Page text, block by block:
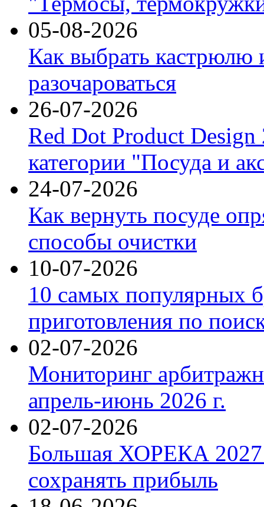
05-08-2026
Как выбрать кастрюлю
разочароваться
26-07-2026
Red Dot Product Design
категории "Посуда и
24-07-2026
Как вернуть посуде
способы очистки
10-07-2026
10 самых популярных
приготовления по
02-07-2026
Мониторинг
апрель-июнь 2026 г.
02-07-2026
Большая ХОРЕКА 2027:
сохранять прибыль